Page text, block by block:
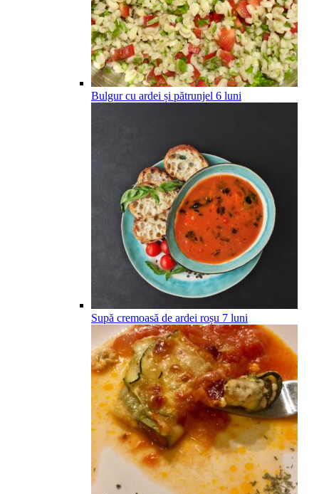
Bulgur cu ardei și pătrunjel 6 luni
Supă cremoasă de ardei roșu 7 luni